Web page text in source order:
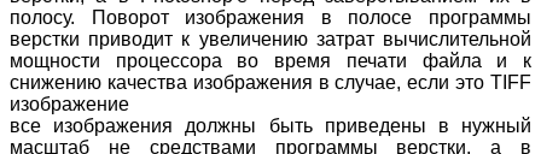
полосу. Поворот изображения в полосе программы
верстки приводит к увеличению затрат вычислительной
мощности процессора во время печати файла и к
снижению качества изображения в случае, если это TIFF
изображение
все изображения должны быть приведены в нужный
масштаб не средствами программы верстки, а в